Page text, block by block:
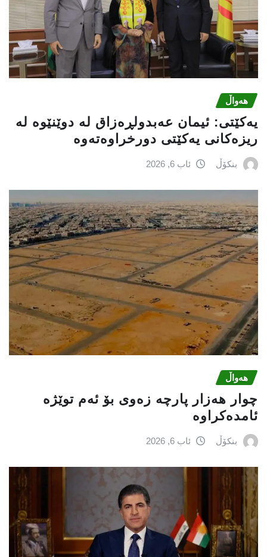
هەواڵ
یه‌كێتی: ئیمان عه‌بدولڕه‌زاق له‌ دوێنێوه‌ له‌
ریزه‌كانی یه‌كێتی دورخراوه‌ته‌وه‌
بنکۆڵ ئاب 6, 2026
هەواڵ
چوار هەزار پارچە زەوی بۆ ئەم توێژە
ئامدەکراوە
بنکۆڵ ئاب 6, 2026